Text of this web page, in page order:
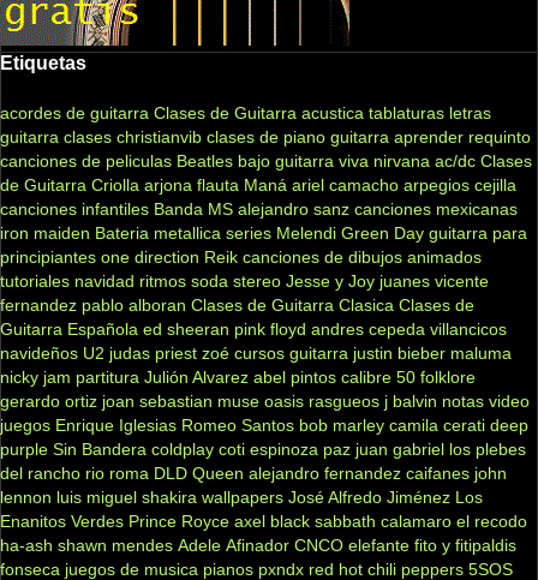
Etiquetas
acordes de guitarra Clases de Guitarra acustica tablaturas letras
guitarra clases christianvib clases de piano guitarra aprender requinto
canciones de peliculas Beatles bajo guitarra viva nirvana ac/dc Clases
de Guitarra Criolla arjona flauta Maná ariel camacho arpegios cejilla
canciones infantiles Banda MS alejandro sanz canciones mexicanas
iron maiden Bateria metallica series Melendi Green Day guitarra para
principiantes one direction Reik canciones de dibujos animados
tutoriales navidad ritmos soda stereo Jesse y Joy juanes vicente
fernandez pablo alboran Clases de Guitarra Clasica Clases de
Guitarra Española ed sheeran pink floyd andres cepeda villancicos
navideños U2 judas priest zoé cursos guitarra justin bieber maluma
nicky jam partitura Julión Alvarez abel pintos calibre 50 folklore
gerardo ortiz joan sebastian muse oasis rasgueos j balvin notas video
juegos Enrique Iglesias Romeo Santos bob marley camila cerati deep
purple Sin Bandera coldplay coti espinoza paz juan gabriel los plebes
del rancho rio roma DLD Queen alejandro fernandez caifanes john
lennon luis miguel shakira wallpapers José Alfredo Jiménez Los
Enanitos Verdes Prince Royce axel black sabbath calamaro el recodo
ha-ash shawn mendes Adele Afinador CNCO elefante fito y fitipaldis
fonseca juegos de musica pianos pxndx red hot chili peppers 5SOS